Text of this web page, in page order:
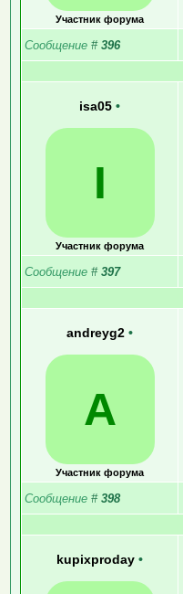
Участник форума
Сообщение # 396
isa05 •
I
Участник форума
Сообщение # 397
andreyg2 •
A
Участник форума
Сообщение # 398
kupixproday •